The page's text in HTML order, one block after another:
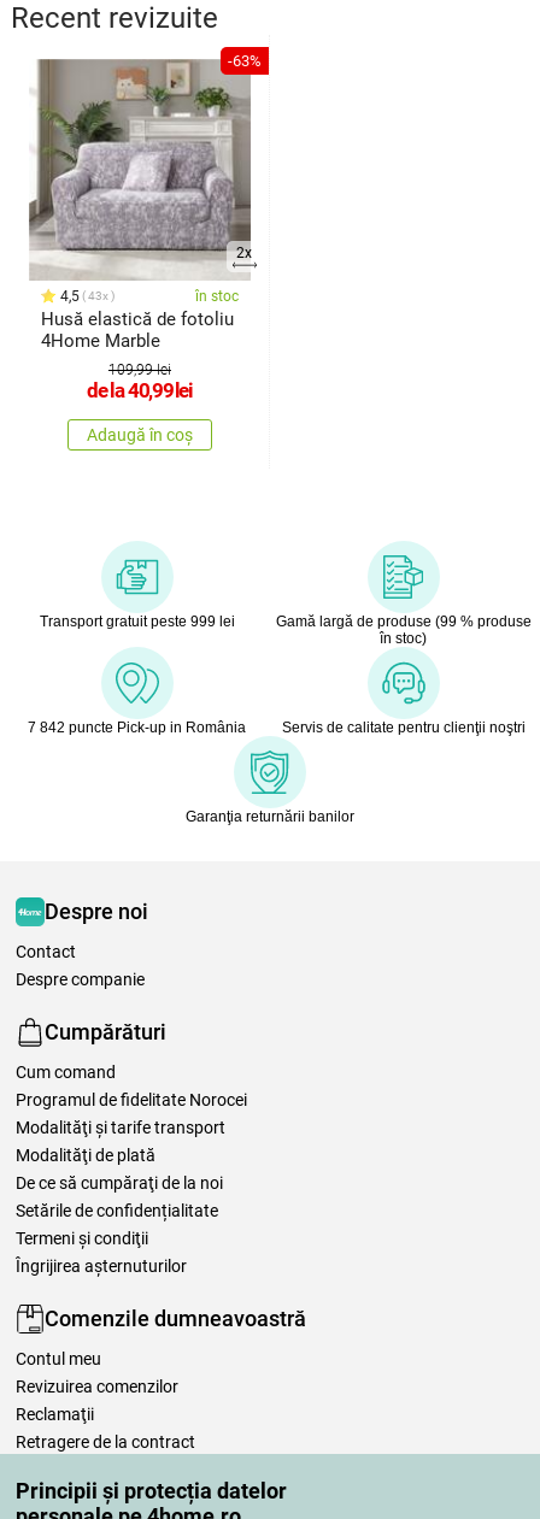
Principii și protecția datelor
Recent revizuite
-63%
2x
4,5 43x în stoc
Husă elastică de fotoliu
4Home Marble
109,99 lei
de la40,99 lei
Adaugă în coș
Transport gratuit peste 999 lei
Gamă largă de produse (99 % produse
în stoc)
7 842 puncte Pick-up in România Servis de calitate pentru clienţii noştri
Garanţia returnării banilor
Despre noi
Contact
Despre companie
Cumpărături
Cum comand
Programul de fidelitate Norocei
Modalităţi şi tarife transport
Modalităţi de plată
De ce să cumpăraţi de la noi
Setările de confidențialitate
Termeni şi condiţii
Îngrijirea așternuturilor
Comenzile dumneavoastră
Contul meu
Revizuirea comenzilor
Reclamaţii
Retragere de la contract